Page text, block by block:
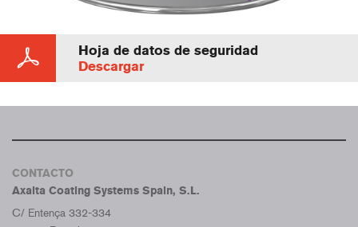
Hoja de datos de seguridad
Descargar
CONTACTO
Axalta Coating Systems Spain, S.L.
C/ Entença 332-334